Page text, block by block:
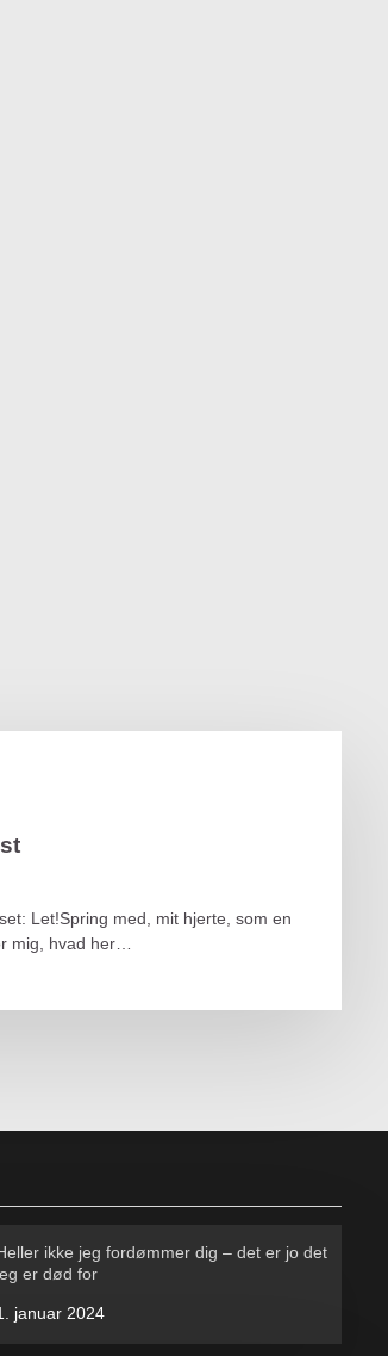
Let!Spring med, mit hjerte, som en
mig, hvad her…
ikke jeg fordømmer dig – det er jo det
er død for
januar 2024